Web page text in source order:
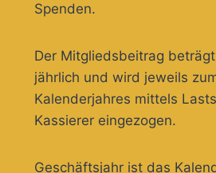
Spenden.
Der Mitgliedsbeitrag beträgt
jährlich und wird jeweils
Kalenderjahres mittels
Kassierer eingezogen.
Geschäftsjahr ist das